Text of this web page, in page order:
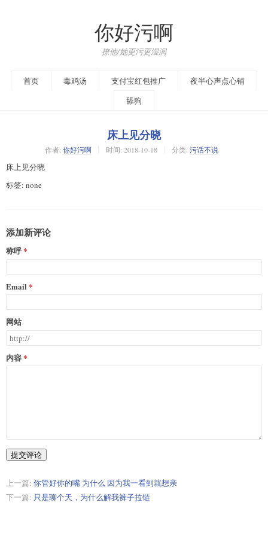
你好污啊
撩他/她更污更湿润
首页 毒鸡汤 支付宝红包推广
夜半心声点心铺
舔狗
床上见分晓
作者: 你好污啊 时间: 2018-10-18 分类: 污话不说
床上见分晓
标签: none
添加新评论
称呼
Email
网站
内容
提交评论
上一篇: 你管好你的嘴 为什么 因为我一看到就想亲
下一篇: 只是聊个天，为什么解我裤子拉链